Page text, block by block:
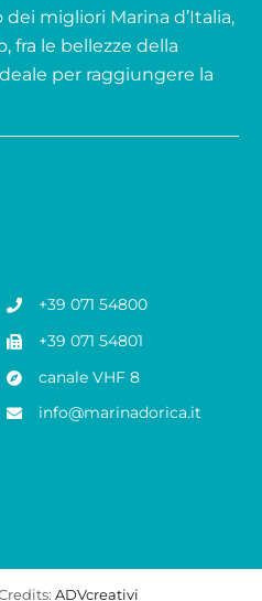
migliori Marina d’Italia,
fra le bellezze della
per raggiungere la
+39 071 54800
+39 071 54801
canale VHF 8
info@marinadorica.it
ADVcreativi